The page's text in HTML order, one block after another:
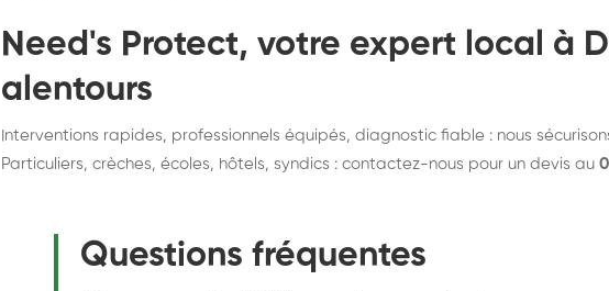
Need's Protect, votre expert local à
alentours
Interventions rapides, professionnels équipés, diagnostic fiable : nous
Particuliers, crèches, écoles, hôtels, syndics : contactez-nous pour un devis au
Questions fréquentes